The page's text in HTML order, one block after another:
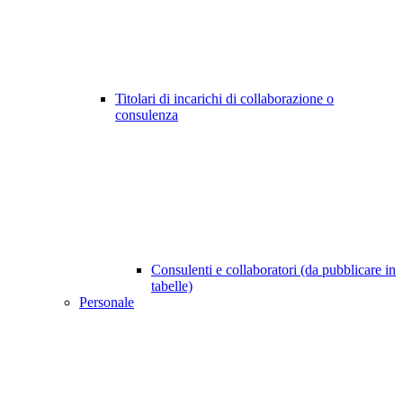
Titolari di incarichi di collaborazione o
consulenza
Consulenti e collaboratori (da pubblicare in
tabelle)
Personale